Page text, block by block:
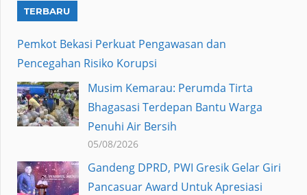
TERBARU
Pemkot Bekasi Perkuat Pengawasan dan
Pencegahan Risiko Korupsi
Musim Kemarau: Perumda Tirta
Bhagasasi Terdepan Bantu Warga
Penuhi Air Bersih
05/08/2026
Gandeng DPRD, PWI Gresik Gelar Giri
Pancasuar Award Untuk Apresiasi